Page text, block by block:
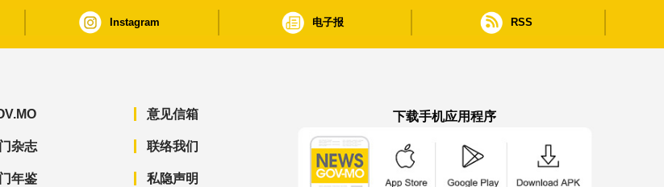
Instagram 电子报 RSS
杂志
年鉴
意见信箱
联络我们
私隐声明
下载手机应用程序